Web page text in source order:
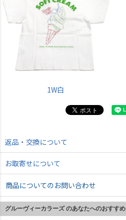
1W白
返品・交換について
お取寄せについて
商品についてのお問い合わせ
グルーヴィーカラーズ のあなたへのおすすめ